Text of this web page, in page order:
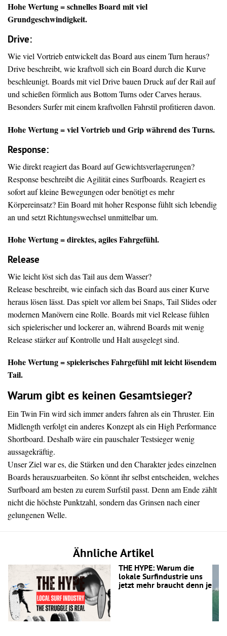
Hohe Wertung = schnelles Board mit viel
Grundgeschwindigkeit.
Drive:
Wie viel Vortrieb entwickelt das Board aus einem Turn heraus?
Drive beschreibt, wie kraftvoll sich ein Board durch die Kurve
beschleunigt. Boards mit viel Drive bauen Druck auf der Rail auf
und schießen förmlich aus Bottom Turns oder Carves heraus.
Besonders Surfer mit einem kraftvollen Fahrstil profitieren davon.
Hohe Wertung = viel Vortrieb und Grip während des Turns.
Response:
Wie direkt reagiert das Board auf Gewichtsverlagerungen?
Response beschreibt die Agilität eines Surfboards. Reagiert es
sofort auf kleine Bewegungen oder benötigt es mehr
Körpereinsatz? Ein Board mit hoher Response fühlt sich lebendig
an und setzt Richtungswechsel unmittelbar um.
Hohe Wertung = direktes, agiles Fahrgefühl.
Release
Wie leicht löst sich das Tail aus dem Wasser?
Release beschreibt, wie einfach sich das Board aus einer Kurve
heraus lösen lässt. Das spielt vor allem bei Snaps, Tail Slides oder
modernen Manövern eine Rolle. Boards mit viel Release fühlen
sich spielerischer und lockerer an, während Boards mit wenig
Release stärker auf Kontrolle und Halt ausgelegt sind.
Hohe Wertung = spielerisches Fahrgefühl mit leicht lösendem
Tail.
Warum gibt es keinen Gesamtsieger?
Ein Twin Fin wird sich immer anders fahren als ein Thruster. Ein
Midlength verfolgt ein anderes Konzept als ein High Performance
Shortboard. Deshalb wäre ein pauschaler Testsieger wenig
aussagekräftig.
Unser Ziel war es, die Stärken und den Charakter jedes einzelnen
Boards herauszuarbeiten. So könnt ihr selbst entscheiden, welches
Surfboard am besten zu eurem Surfstil passt. Denn am Ende zählt
nicht die höchste Punktzahl, sondern das Grinsen nach einer
gelungenen Welle.
Ähnliche Artikel
THE HYPE: Warum die
lokale Surfindustrie uns
jetzt mehr braucht denn je